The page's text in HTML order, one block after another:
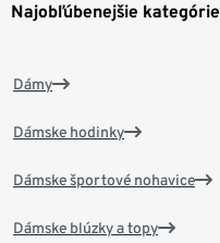
Najobľúbenejšie kategórie
Dámy
Dámske hodinky
Dámske športové nohavice
Dámske blúzky a topy